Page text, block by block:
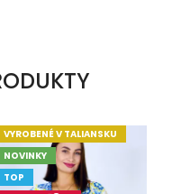
VYROBENÉ V TALIANSKU
NOVINKY
TOP